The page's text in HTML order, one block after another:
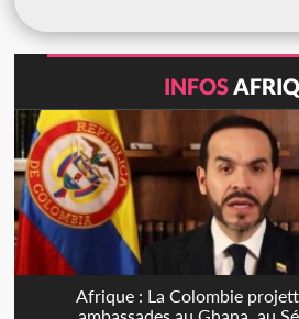
INFOS
Afrique : La Colombie